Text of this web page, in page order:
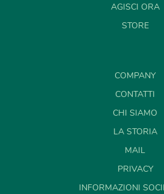
AGISCI ORA
STORE
COMPANY
CONTATTI
CHI SIAMO
LA STORIA
MAIL
PRIVACY
INFORMAZIONI